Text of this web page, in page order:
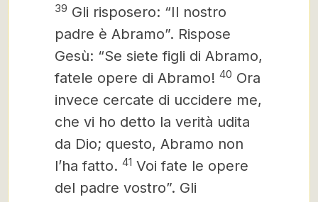
39 Gli risposero: “Il nostro
padre è Abramo”. Rispose
Gesù: “Se siete figli di Abramo,
fatele opere di Abramo! 40 Ora
invece cercate di uccidere me,
che vi ho detto la verità udita
da Dio; questo, Abramo non
l’ha fatto. 41 Voi fate le opere
del padre vostro”. Gli